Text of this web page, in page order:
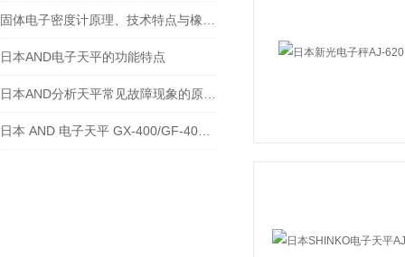
日本AND电子天平的功能特点